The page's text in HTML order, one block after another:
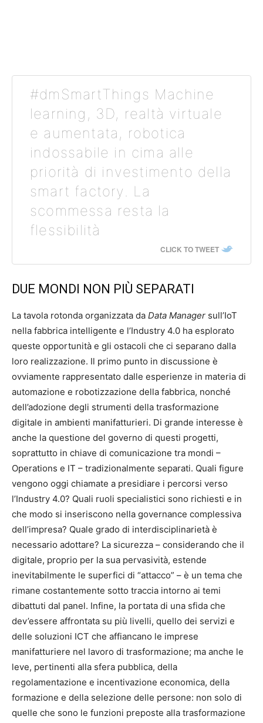
#dmSmartThings Machine
learning, 3D, realtà virtuale
e aumentata, robotica
indossabile in cima alle
priorità di investimento della
smart factory. La
scommessa resta la
flessibilità
CLICK TO TWEET
DUE MONDI NON PIÙ SEPARATI
La tavola rotonda organizzata da Data Manager sull’IoT
nella fabbrica intelligente e l’Industry 4.0 ha esplorato
queste opportunità e gli ostacoli che ci separano dalla
loro realizzazione. Il primo punto in discussione è
ovviamente rappresentato dalle esperienze in materia di
automazione e robotizzazione della fabbrica, nonché
dell’adozione degli strumenti della trasformazione
digitale in ambienti manifatturieri. Di grande interesse è
anche la questione del governo di questi progetti,
soprattutto in chiave di comunicazione tra mondi –
Operations e IT – tradizionalmente separati. Quali figure
vengono oggi chiamate a presidiare i percorsi verso
l’Industry 4.0? Quali ruoli specialistici sono richiesti e in
che modo si inseriscono nella governance complessiva
dell’impresa? Quale grado di interdisciplinarietà è
necessario adottare? La sicurezza – considerando che il
digitale, proprio per la sua pervasività, estende
inevitabilmente le superfici di “attacco” – è un tema che
rimane costantemente sotto traccia intorno ai temi
dibattuti dal panel. Infine, la portata di una sfida che
dev’essere affrontata su più livelli, quello dei servizi e
delle soluzioni ICT che affiancano le imprese
manifatturiere nel lavoro di trasformazione; ma anche le
leve, pertinenti alla sfera pubblica, della
regolamentazione e incentivazione economica, della
formazione e della selezione delle persone: non solo di
quelle che sono le funzioni preposte alla trasformazione